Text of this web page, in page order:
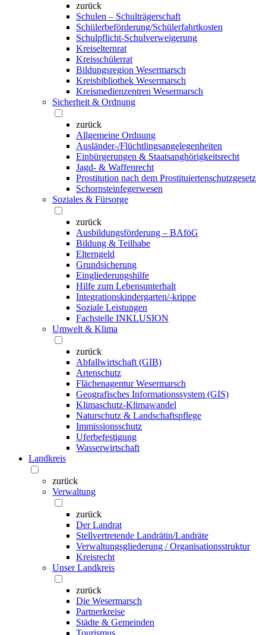
zurück
Schulen – Schulträgerschaft
Schülerbeförderung/Schülerfahrtkosten
Schulpflicht-Schulverweigerung
Kreiselternrat
Kreisschülerrat
Bildungsregion Wesermarsch
Kreisbibliothek Wesermarsch
Kreismedienzentren Wesermarsch
Sicherheit & Ordnung
zurück
Allgemeine Ordnung
Ausländer-/Flüchtlingsangelegenheiten
Einbürgerungen & Staatsanghörigkeitsrecht
Jagd- & Waffenrecht
Prostitution nach dem Prostituiertenschutzgesetz
Schornsteinfegerwesen
Soziales & Fürsorge
zurück
Ausbildungsförderung – BAföG
Bildung & Teilhabe
Elterngeld
Grundsicherung
Eingliederungshilfe
Hilfe zum Lebensunterhalt
Integrationskindergarten/-krippe
Soziale Leistungen
Fachstelle INKLUSION
Umwelt & Klima
zurück
Abfallwirtschaft (GIB)
Artenschutz
Flächenagentur Wesermarsch
Geografisches Informationssystem (GIS)
Klimaschutz-Klimawandel
Naturschutz & Landschaftspflege
Immissionsschutz
Uferbefestigung
Wasserwirtschaft
Landkreis
zurück
Verwaltung
zurück
Der Landrat
Stellvertretende Landrätin/Landräte
Verwaltungsgliederung / Organisationsstruktur
Kreisrecht
Unser Landkreis
zurück
Die Wesermarsch
Partnerkreise
Städte & Gemeinden
Tourismus